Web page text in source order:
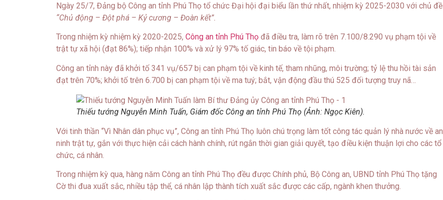
Ngày 25/7, Đảng bộ Công an tỉnh Phú Thọ tổ chức Đại hội đại biểu lần thứ nhất, nhiệm kỳ 2025-2030 với chủ đề
“Chủ động – Đột phá – Kỷ cương – Đoàn kết”.
Trong nhiệm kỳ nhiệm kỳ 2020-2025, Công an tỉnh Phú Thọ đã điều tra, làm rõ trên 7.100/8.290 vụ phạm tội về
trật tự xã hội (đạt 86%); tiếp nhận 100% và xử lý 97% tố giác, tin báo về tội phạm.
Công an tỉnh này đã khởi tố 341 vụ/657 bị can phạm tội về kinh tế, tham nhũng, môi trường; tỷ lệ thu hồi tài sản
đạt trên 70%; khởi tố trên 6.700 bị can phạm tội về ma tuý; bắt, vận động đầu thú 525 đối tượng truy nã…
Thiếu tướng Nguyễn Minh Tuấn, Giám đốc Công an tỉnh Phú Thọ (Ảnh: Ngọc Kiên).
Với tinh thần “Vì Nhân dân phục vụ”, Công an tỉnh Phú Thọ luôn chú trọng làm tốt công tác quản lý nhà nước về an
ninh trật tự, gắn với thực hiện cải cách hành chính, rút ngắn thời gian giải quyết, tạo điều kiện thuận lợi cho các tổ
chức, cá nhân.
Trong nhiệm kỳ qua, hàng năm Công an tỉnh Phú Thọ đều được Chính phủ, Bộ Công an, UBND tỉnh Phú Thọ tặng
Cờ thi đua xuất sắc, nhiều tập thể, cá nhân lập thành tích xuất sắc được các cấp, ngành khen thưởng.